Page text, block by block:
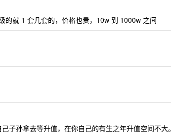
的就 1 套几套的，价格也贵，10w 到 1000w 之间
子孙拿去等升值，在你自己的有生之年升值空间不大。